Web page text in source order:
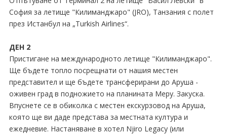
София за летище "Килиманджаро" (JRO), Танзания с полет
през Истанбул на „Turkish Airlines“.
ДЕН 2
Пристигане на международното летище "Килиманджаро".
Ще бъдете топло посрещнати от нашия местен
представител и ще бъдете трансферирани до Аруша -
оживен град в подножието на планината Меру. Закуска.
Впуснете се в обиколка с местен екскурзовод на Аруша,
която ще ви даде представа за местната култура и
ежедневие. Настаняване в хотел Njiro Legacy (или